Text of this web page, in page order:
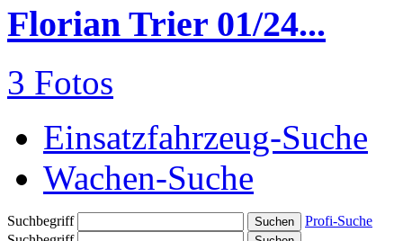
Florian Trier 01/24...
3 Fotos
Einsatzfahrzeug-Suche
Wachen-Suche
Suchbegriff
Profi-Suche